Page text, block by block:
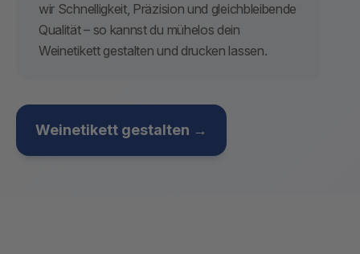
wir Schnelligkeit, Präzision und gleichbleibende
Qualität – so kannst du mühelos dein
Weinetikett gestalten und drucken lassen.
Weinetikett gestalten →